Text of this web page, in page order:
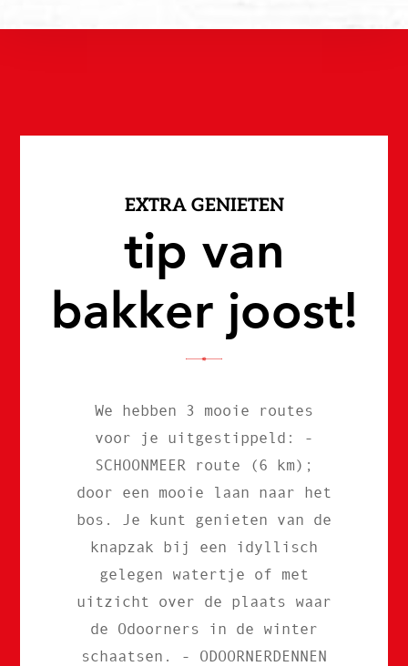
EXTRA GENIETEN
tip van
bakker joost!
We hebben 3 mooie routes
voor je uitgestippeld: -
SCHOONMEER route (6 km);
door een mooie laan naar het
bos. Je kunt genieten van de
knapzak bij een idyllisch
gelegen watertje of met
uitzicht over de plaats waar
de Odoorners in de winter
schaatsen. - ODOORNERDENNEN